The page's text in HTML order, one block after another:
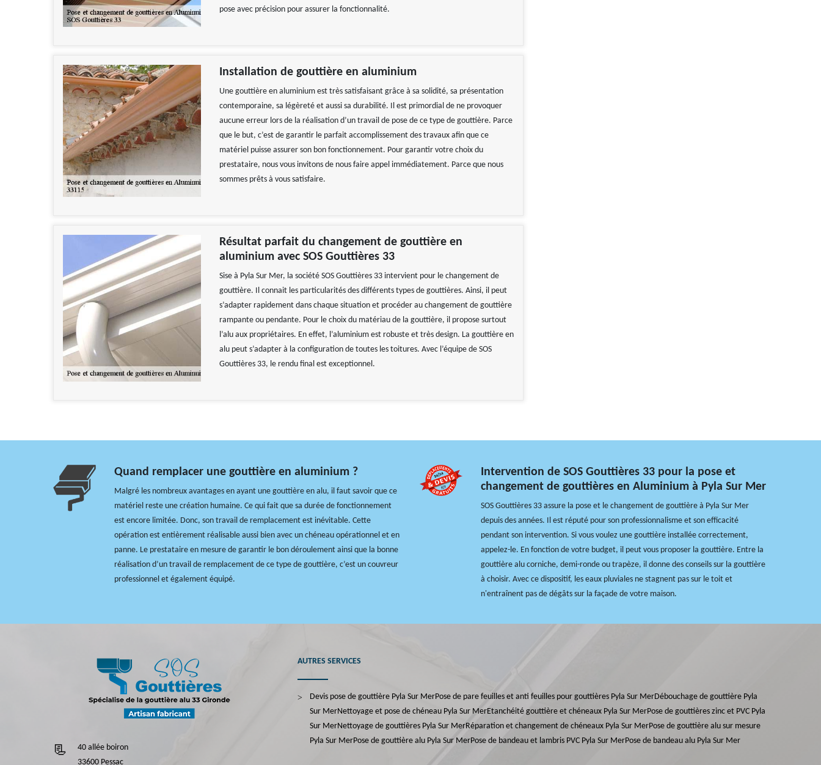
pose avec précision pour assurer la fonctionnalité.
Installation de gouttière en aluminium
Une gouttière en aluminium est très satisfaisant grâce à sa solidité, sa présentation
contemporaine, sa légèreté et aussi sa durabilité. Il est primordial de ne provoquer
aucune erreur lors de la réalisation d’un travail de pose de ce type de gouttière. Parce
que le but, c’est de garantir le parfait accomplissement des travaux afin que ce
matériel puisse assurer son bon fonctionnement. Pour garantir votre choix du
prestataire, nous vous invitons de nous faire appel immédiatement. Parce que nous
sommes prêts à vous satisfaire.
Résultat parfait du changement de gouttière en
aluminium avec SOS Gouttières 33
Sise à Pyla Sur Mer, la société SOS Gouttières 33 intervient pour le changement de
gouttière. Il connait les particularités des différents types de gouttières. Ainsi, il peut
s’adapter rapidement dans chaque situation et procéder au changement de gouttière
rampante ou pendante. Pour le choix du matériau de la gouttière, il propose surtout
l’alu aux propriétaires. En effet, l’aluminium est robuste et très design. La gouttière en
alu peut s’adapter à la configuration de toutes les toitures. Avec l’équipe de SOS
Gouttières 33, le rendu final est exceptionnel.
Quand remplacer une gouttière en aluminium ?
Malgré les nombreux avantages en ayant une gouttière en alu, il faut savoir que ce
matériel reste une création humaine. Ce qui fait que sa durée de fonctionnement
est encore limitée. Donc, son travail de remplacement est inévitable. Cette
opération est entièrement réalisable aussi bien avec un chéneau opérationnel et en
panne. Le prestataire en mesure de garantir le bon déroulement ainsi que la bonne
réalisation d’un travail de remplacement de ce type de gouttière, c’est un couvreur
professionnel et également équipé.
Intervention de SOS Gouttières 33 pour la pose et
changement de gouttières en Aluminium à Pyla Sur Mer
SOS Gouttières 33 assure la pose et le changement de gouttière à Pyla Sur Mer
depuis des années. Il est réputé pour son professionnalisme et son efficacité
pendant son intervention. Si vous voulez une gouttière installée correctement,
appelez-le. En fonction de votre budget, il peut vous proposer la gouttière. Entre la
gouttière alu corniche, demi-ronde ou trapèze, il donne des conseils sur la gouttière
à choisir. Avec ce dispositif, les eaux pluviales ne stagnent pas sur le toit et
n'entraînent pas de dégâts sur la façade de votre maison.
40 allée boiron
33600 Pessac
AUTRES SERVICES
Devis pose de gouttière Pyla Sur MerPose de pare feuilles et anti feuilles pour gouttières Pyla Sur MerDébouchage de gouttière Pyla
Sur MerNettoyage et pose de chéneau Pyla Sur MerEtanchéité gouttière et chéneaux Pyla Sur MerPose de gouttières zinc et PVC Pyla
Sur MerNettoyage de gouttières Pyla Sur MerRéparation et changement de chéneaux Pyla Sur MerPose de gouttière alu sur mesure
Pyla Sur MerPose de gouttière alu Pyla Sur MerPose de bandeau et lambris PVC Pyla Sur MerPose de bandeau alu Pyla Sur Mer